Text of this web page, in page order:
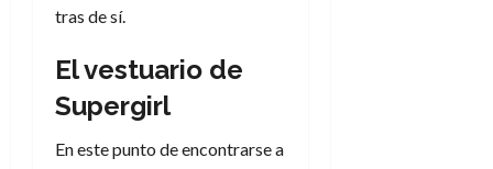
tras de sí.
El vestuario de
Supergirl
En este punto de encontrarse a